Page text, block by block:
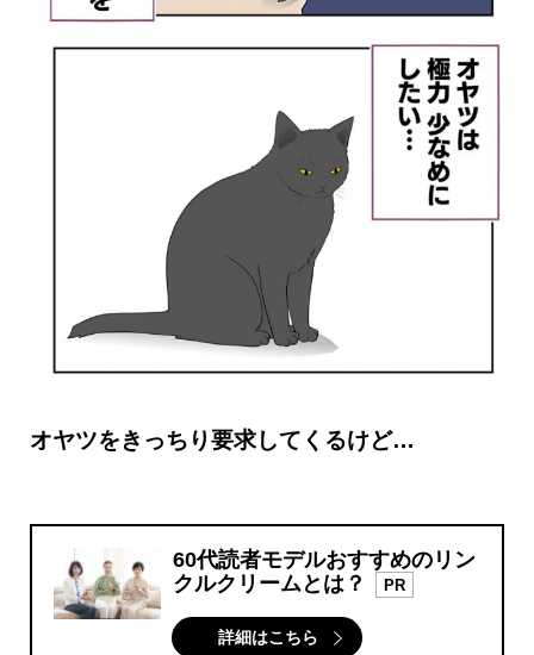
オヤツをきっちり要求してくるけど…
60代読者モデルおすすめのリン
クルクリームとは？
PR
詳細はこちら